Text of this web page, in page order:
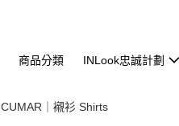
商品分類 INLook忠誠計劃
CUMAR｜襯衫 Shirts